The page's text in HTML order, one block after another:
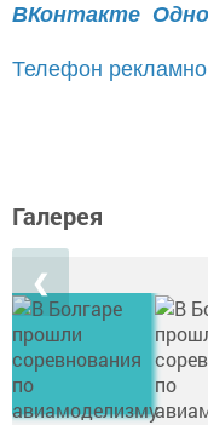
ВКонтакте
Телефон
Галерея
❮